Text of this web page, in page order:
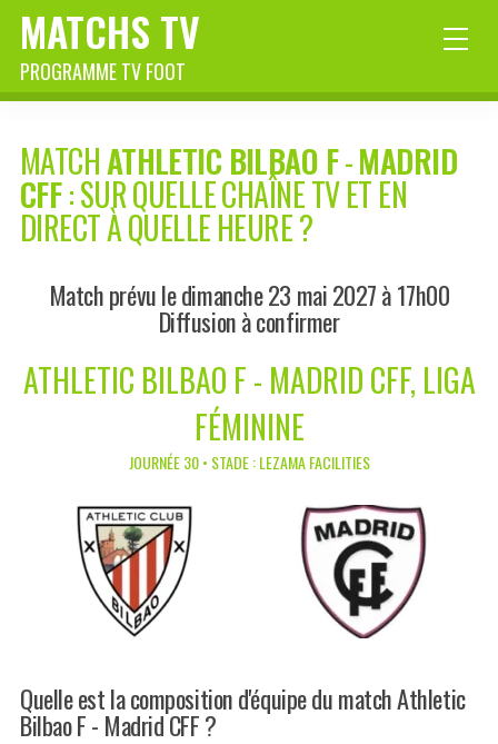
MATCHS TV
PROGRAMME TV FOOT
MATCHATHLETIC BILBAO F-MADRID
CFF: SUR QUELLE CHAÎNE TV ET EN
DIRECT À QUELLE HEURE ?
Match prévu le dimanche 23 mai 2027 à 17h00
Diffusion à confirmer
ATHLETIC BILBAO F - MADRID CFF, LIGA
FÉMININE
JOURNÉE 30 • STADE : LEZAMA FACILITIES
Quelle est la composition d'équipe du match Athletic
Bilbao F - Madrid CFF ?